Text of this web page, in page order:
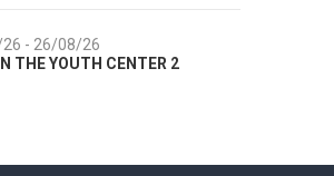
22/07/26
Summer colours of Split 2026